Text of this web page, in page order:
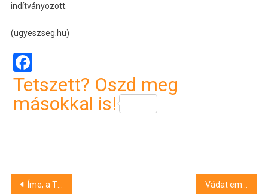
indítványozott.
(ugyeszseg.hu)
Facebook
Tetszett? Oszd meg
másokkal is!
Bejegyzés
Íme, a Tisza-kormány szóvivői